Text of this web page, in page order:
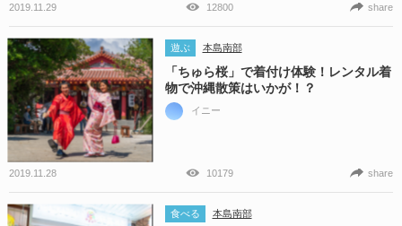
2019.11.29 12800 share
遊ぶ 本島南部
「ちゅら桜」で着付け体験！レンタル着
物で沖縄散策はいかが！？
イニー
2019.11.28 10179 share
食べる 本島南部